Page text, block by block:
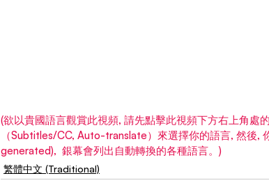
(欲以貴國語言觀賞此視頻, 請先點擊此視頻下方右上角處
（Subtitles/CC, Auto-translate）來選擇你的語言, 然後,
generated),  銀幕會列出自動轉換的各種語言。)
繁體中文 (Traditional)